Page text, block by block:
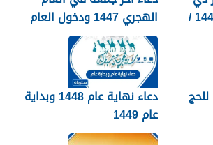
الحجة ويوم عرفة 1448 /
الهجري 1447 ودخول العام
الجديد 1448
دعاء نهاية عام 1448 وبداية
عام 1449